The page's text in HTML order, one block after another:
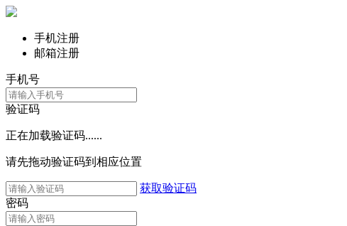
手机注册
邮箱注册
手机号
验证码
正在加载验证码......
请先拖动验证码到相应位置
获取验证码
密码